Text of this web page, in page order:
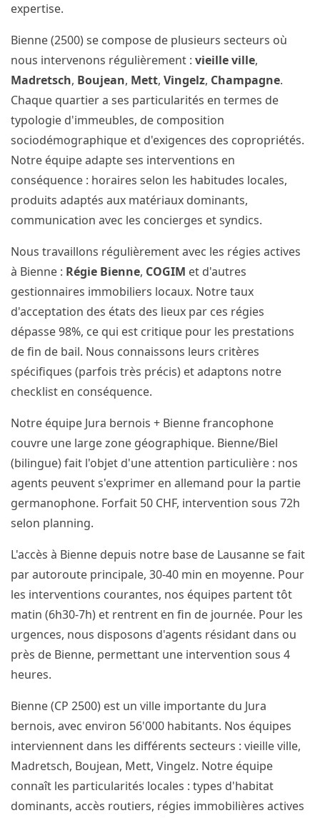
expertise.
Bienne (2500) se compose de plusieurs secteurs où
nous intervenons régulièrement : vieille ville,
Madretsch, Boujean, Mett, Vingelz, Champagne.
Chaque quartier a ses particularités en termes de
typologie d'immeubles, de composition
sociodémographique et d'exigences des copropriétés.
Notre équipe adapte ses interventions en
conséquence : horaires selon les habitudes locales,
produits adaptés aux matériaux dominants,
communication avec les concierges et syndics.
Nous travaillons régulièrement avec les régies actives
à Bienne : Régie Bienne, COGIM et d'autres
gestionnaires immobiliers locaux. Notre taux
d'acceptation des états des lieux par ces régies
dépasse 98%, ce qui est critique pour les prestations
de fin de bail. Nous connaissons leurs critères
spécifiques (parfois très précis) et adaptons notre
checklist en conséquence.
Notre équipe Jura bernois + Bienne francophone
couvre une large zone géographique. Bienne/Biel
(bilingue) fait l'objet d'une attention particulière : nos
agents peuvent s'exprimer en allemand pour la partie
germanophone. Forfait 50 CHF, intervention sous 72h
selon planning.
L'accès à Bienne depuis notre base de Lausanne se fait
par autoroute principale, 30-40 min en moyenne. Pour
les interventions courantes, nos équipes partent tôt
matin (6h30-7h) et rentrent en fin de journée. Pour les
urgences, nous disposons d'agents résidant dans ou
près de Bienne, permettant une intervention sous 4
heures.
Bienne (CP 2500) est un ville importante du Jura
bernois, avec environ 56'000 habitants. Nos équipes
interviennent dans les différents secteurs : vieille ville,
Madretsch, Boujean, Mett, Vingelz. Notre équipe
connaît les particularités locales : types d'habitat
dominants, accès routiers, régies immobilières actives